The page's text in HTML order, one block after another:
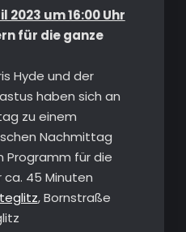
2023 um 16:00 Uhr
für die ganze
Hyde und der
haben sich an
zu einem
Nachmittag
Programm für die
ca. 45 Minuten
, Bornstraße